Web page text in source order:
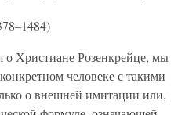
о Христиане Розенкрейце, мы
человеке с такими
о внешней имитации или,